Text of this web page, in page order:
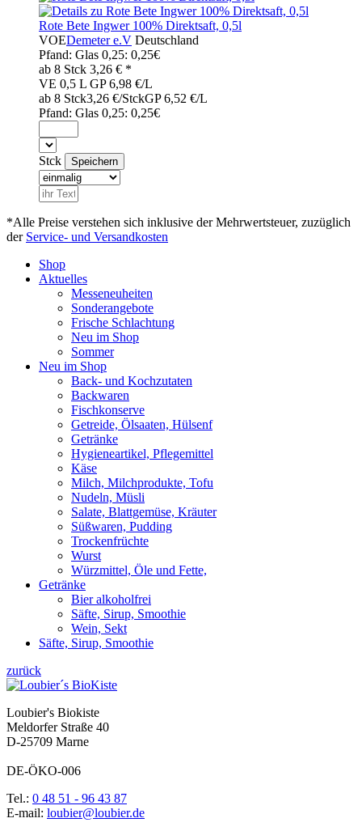
Rote Bete Ingwer 100% Direktsaft, 0,5l
VOEDemeter e.V Deutschland
Pfand: Glas 0,25: 0,25€
ab 8 Stck 3,26 € *
VE 0,5 L GP 6,98 €/L
ab 8 Stck3,26 €/StckGP 6,52 €/L
Pfand: Glas 0,25: 0,25€
Stck
*Alle Preise verstehen sich inklusive der Mehrwertsteuer, zuzüglich
der Service- und Versandkosten
Shop
Aktuelles
Messeneuheiten
Sonderangebote
Frische Schlachtung
Neu im Shop
Sommer
Neu im Shop
Back- und Kochzutaten
Backwaren
Fischkonserve
Getreide, Ölsaaten, Hülsenf
Getränke
Hygieneartikel, Pflegemittel
Käse
Milch, Milchprodukte, Tofu
Nudeln, Müsli
Salate, Blattgemüse, Kräuter
Süßwaren, Pudding
Trockenfrüchte
Wurst
Würzmittel, Öle und Fette,
Getränke
Bier alkoholfrei
Säfte, Sirup, Smoothie
Wein, Sekt
Säfte, Sirup, Smoothie
zurück
Loubier's Biokiste
Meldorfer Straße 40
D-25709 Marne
DE-ÖKO-006
Tel.: 0 48 51 - 96 43 87
E-mail: loubier@loubier.de